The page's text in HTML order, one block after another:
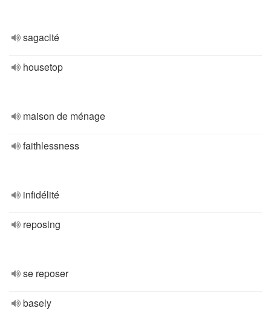
sagacité
housetop
maison de ménage
faithlessness
infidélité
reposing
se reposer
basely